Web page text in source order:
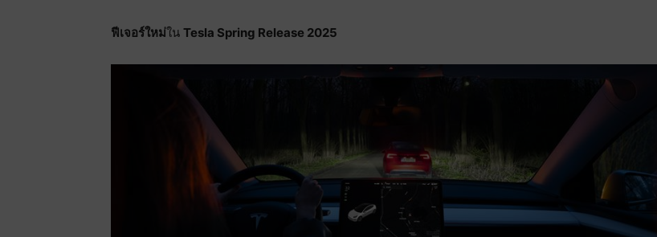
ฟีเจอร์ใหม่ใน Tesla Spring Release 2025